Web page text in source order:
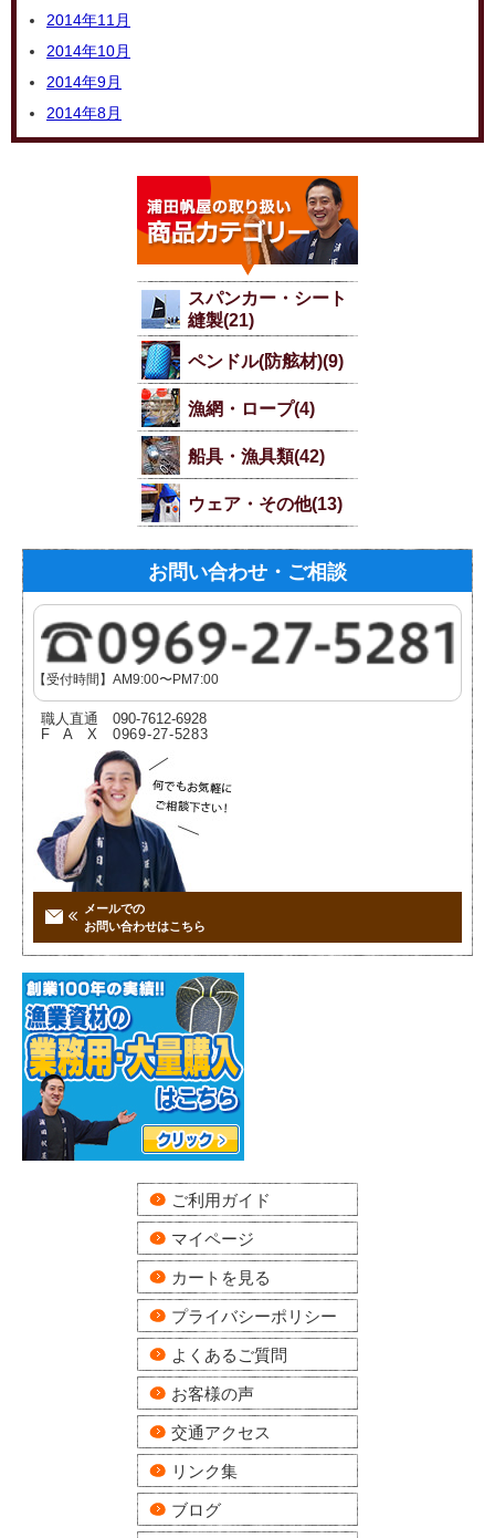
2014年11月
2014年10月
2014年9月
2014年8月
スパンカー・シート
縫製(21)
ペンドル(防舷材)(9)
漁網・ロープ(4)
船具・漁具類(42)
ウェア・その他(13)
お問い合わせ・ご相談
【受付時間】AM9:00〜PM7:00
職人直通
090-7612-6928
FAX 0969-27-5283
メールでの
お問い合わせはこちら
ご利用ガイド
マイページ
カートを見る
プライバシーポリシー
よくあるご質問
お客様の声
交通アクセス
リンク集
ブログ